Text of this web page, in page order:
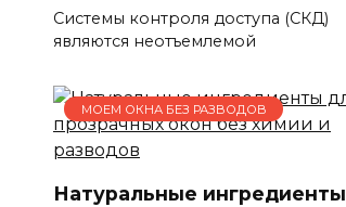
Системы контроля доступа (СКД)
являются неотъемлемой
МОЕМ ОКНА БЕЗ РАЗВОДОВ
Натуральные ингредиенты